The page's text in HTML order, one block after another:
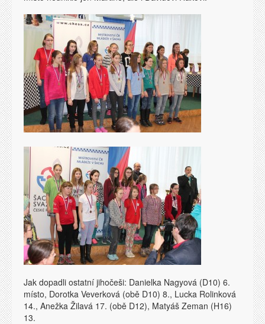
Jak dopadli ostatní jihočeši: Danielka Nagyová (D10) 6.
místo, Dorotka Veverková (obě D10) 8., Lucka Rolinková
14., Anežka Žilavá 17. (obě D12), Matyáš Zeman (H16)
13.